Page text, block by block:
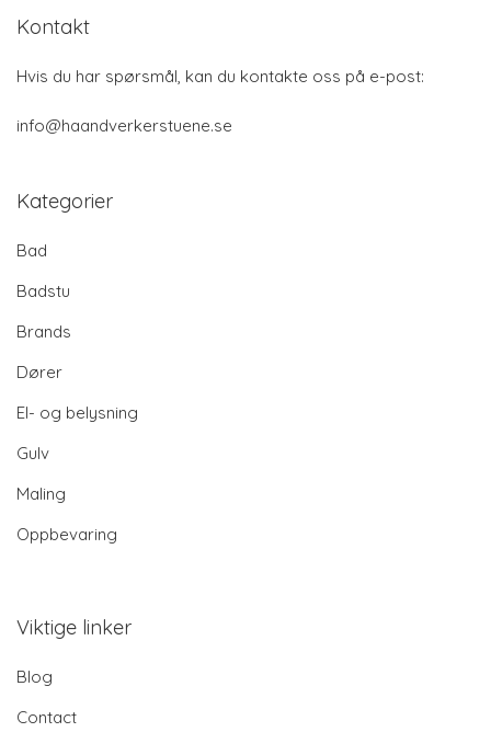
Kontakt
Hvis du har spørsmål, kan du kontakte oss på e-post:
info@haandverkerstuene.se
Kategorier
Bad
Badstu
Brands
Dører
El- og belysning
Gulv
Maling
Oppbevaring
Viktige linker
Blog
Contact